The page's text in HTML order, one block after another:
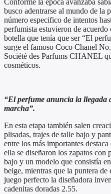
Conforme la época avanzaba
busco adentrarse al mundo de la
número especifico de intentos
perfumista estuvieron de
botella que tenía que ser “El
surge el famoso Coco Chanel
Société des Parfums CHANEL
cosméticos.
“El perfume anuncia la llegada
marcha”.
En esta etapa también salen
plisadas, trajes de talle bajo y
entre los más importantes
ella se diseñaron los zapatos con
bajo y un modelo que consistía
beige, mientras que la puntera de
juego perfecto la diseñadora
cadenitas doradas 2.55.